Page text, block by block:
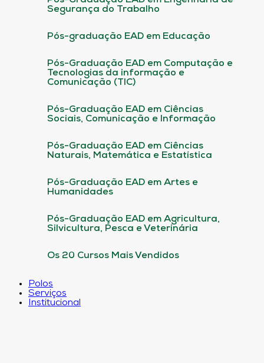
Segurança do Trabalho
Pós-graduação EAD em Educação
Pós-Graduação EAD em Computação e
Tecnologias da informação e
Comunicação (TIC)
Pós-Graduação EAD em Ciências
Sociais, Comunicação e Informação
Pós-Graduação EAD em Ciências
Naturais, Matemática e Estatística
Pós-Graduação EAD em Artes e
Humanidades
Pós-Graduação EAD em Agricultura,
Silvicultura, Pesca e Veterinária
Os 20 Cursos Mais Vendidos
Polos
Serviços
Institucional